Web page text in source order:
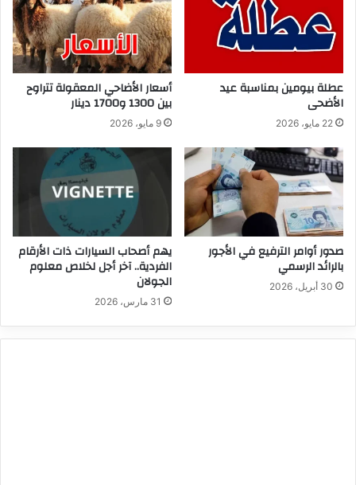
عطلة بيومين بمناسبة عيد
الأضحى
22 مايو، 2026
أسعار الأضاحي المعقولة تتراوح
بين 1300 و1700 دينار
9 مايو، 2026
صدور أوامر الترفيع في الأجور
بالرائد الرسمي
30 أبريل، 2026
يهم أصحاب السيارات ذات الأرقام
الفردية.. آخر أجل لخلاص معلوم
الجولان
31 مارس، 2026